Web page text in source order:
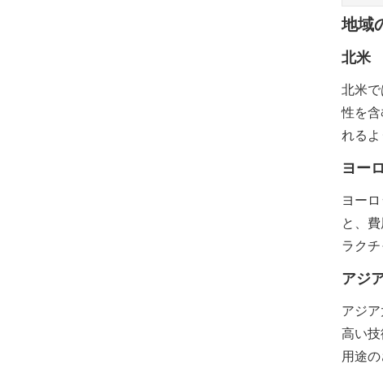
地域
北米
北米
性を
れるよ
ヨー
ヨー
と、
ラク
アジ
アジ
高い
用途